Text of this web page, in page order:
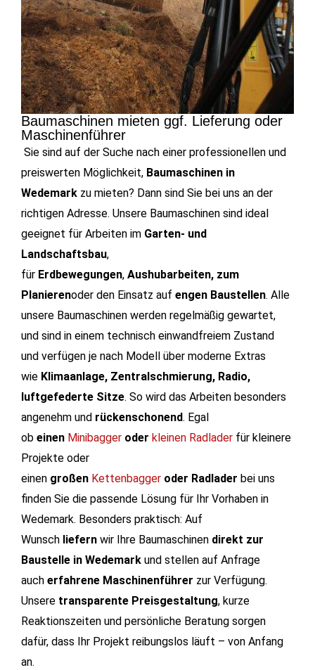
Baumaschinen mieten ggf. Lieferung oder
Maschinenführer
Sie sind auf der Suche nach einer professionellen und
preiswerten Möglichkeit, Baumaschinen in
Wedemark zu mieten? Dann sind Sie bei uns an der
richtigen Adresse. Unsere Baumaschinen sind ideal
geeignet für Arbeiten im Garten- und
Landschaftsbau,
für Erdbewegungen, Aushubarbeiten, zum
Planierenoder den Einsatz auf engen Baustellen. Alle
unsere Baumaschinen werden regelmäßig gewartet,
und sind in einem technisch einwandfreiem Zustand
und verfügen je nach Modell über moderne Extras
wie Klimaanlage, Zentralschmierung, Radio,
luftgefederte Sitze. So wird das Arbeiten besonders
angenehm und rückenschonend. Egal
ob einen Minibagger oder kleinen Radlader für kleinere
Projekte oder
einen großen Kettenbagger oder Radlader bei uns
finden Sie die passende Lösung für Ihr Vorhaben in
Wedemark. Besonders praktisch: Auf
Wunsch liefern wir Ihre Baumaschinen direkt zur
Baustelle in Wedemark und stellen auf Anfrage
auch erfahrene Maschinenführer zur Verfügung.
Unsere transparente Preisgestaltung, kurze
Reaktionszeiten und persönliche Beratung sorgen
dafür, dass Ihr Projekt reibungslos läuft – von Anfang
an.